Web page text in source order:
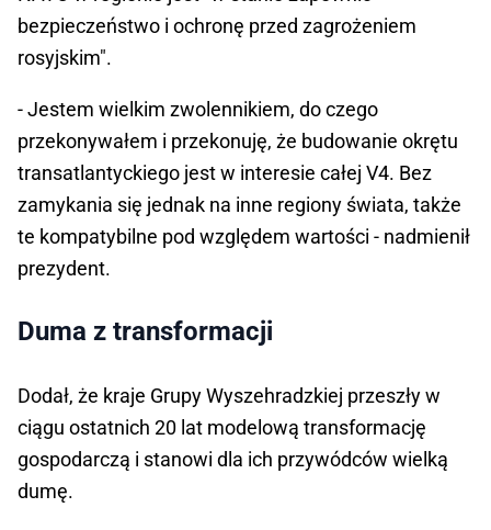
bezpieczeństwo i ochronę przed zagrożeniem
rosyjskim".
- Jestem wielkim zwolennikiem, do czego
przekonywałem i przekonuję, że budowanie okrętu
transatlantyckiego jest w interesie całej V4. Bez
zamykania się jednak na inne regiony świata, także
te kompatybilne pod względem wartości - nadmienił
prezydent.
Duma z transformacji
Dodał, że kraje Grupy Wyszehradzkiej przeszły w
ciągu ostatnich 20 lat modelową transformację
gospodarczą i stanowi dla ich przywódców wielką
dumę.